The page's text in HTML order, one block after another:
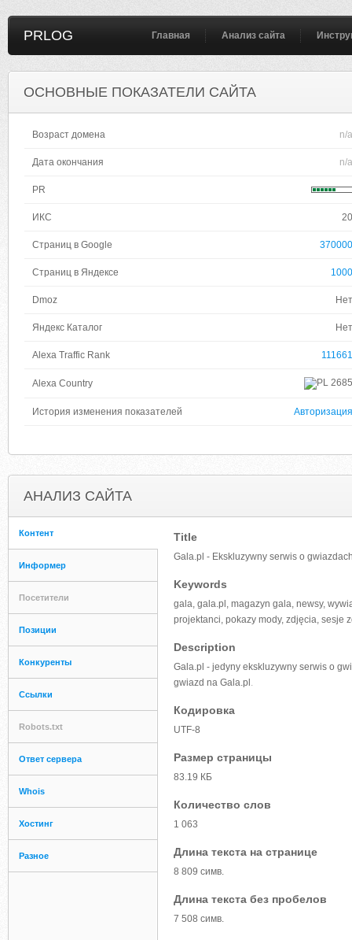
PRLOG Главная Анализ сайта
ОСНОВНЫЕ ПОКАЗАТЕЛИ САЙТА
Возраст домена n/a
Дата окончания n/a
PR
ИКС 20
Страниц в Google 370000
Страниц в Яндексе 1000
Dmoz Нет
Яндекс Каталог Нет
Alexa Traffic Rank 111661
Alexa Country 2685
История изменения показателей Авторизация
АНАЛИЗ САЙТА
Контент
Информер
Посетители
Позиции
Конкуренты
Ссылки
Robots.txt
Ответ сервера
Whois
Хостинг
Разное
Title
Gala.pl - Ekskluzywny serwis o
Keywords
gala, gala.pl, magazyn gala, newsy,
projektanci, pokazy mody, zdjęcia, sesje
Description
Gala.pl - jedyny ekskluzywny serwis o
gwiazd na Gala.pl .
Кодировка
UTF-8
Размер страницы
83.19 КБ
Количество слов
1 063
Длина текста на странице
8 809 симв.
Длина текста без пробелов
7 508 симв.